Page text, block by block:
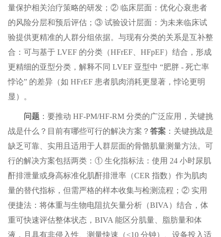
量保护相关治疗策略的研发；② 临床层面：优化心衰患者
的风险分层和预后评估；③ 试验设计层面：为未来临床试
验提供更精准的人群分组依据。与现有分类的关系是互补整
合：可与基于 LVEF 的分类（HFrEF、HFpEF）结合，形成
更精细的亚型分类，解释不同 LVEF 亚型中 “肥胖 - 死亡率
悖论” 的差异（如 HFrEF 患者肌肉消耗更显著，悖论更明
显）。
问题：要推动 HF-PM/HF-RM 分类的广泛应用，关键挑
战是什么？目前有哪些可行的解决方案？ 答案：关键挑战是
缺乏可靠、实用且适用于人群层面的骨骼肌量测量方法。可
行的解决方案包括两类：① 生化指标法：使用 24 小时尿肌
酐排泄量或身高标准化肌酐排泄率（CER 指数）作为肌肉
量的替代指标，但需严格的样本收集与检测流程；② 实用
便捷法：将体重与生物电阻抗矢量分析（BIVA）结合，体
重可快速评估整体状态，BIVA 能区分肌量、脂肪量和体
液，且具有非侵入性、测量快速（<10 分钟）、设备投入适